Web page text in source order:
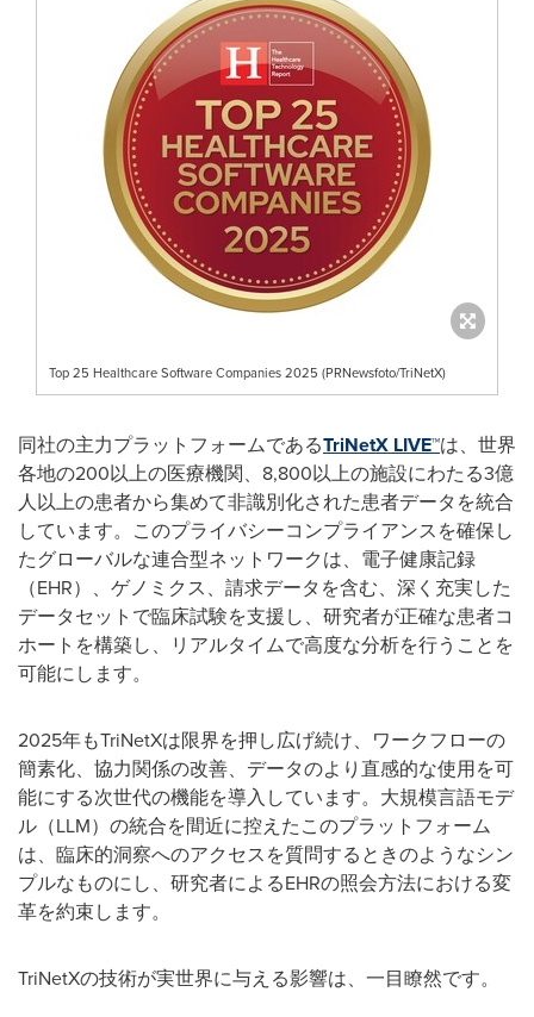
Top 25 Healthcare Software Companies 2025 (PRNewsfoto/TriNetX)
同社の主力プラットフォームであるTriNetX LIVE™は、世界
各地の200以上の医療機関、8,800以上の施設にわたる3億
人以上の患者から集めて非識別化された患者データを統合
しています。このプライバシーコンプライアンスを確保し
たグローバルな連合型ネットワークは、電子健康記録
（EHR）、ゲノミクス、請求データを含む、深く充実した
データセットで臨床試験を支援し、研究者が正確な患者コ
ホートを構築し、リアルタイムで高度な分析を行うことを
可能にします。
2025年もTriNetXは限界を押し広げ続け、ワークフローの
簡素化、協力関係の改善、データのより直感的な使用を可
能にする次世代の機能を導入しています。大規模言語モデ
ル（LLM）の統合を間近に控えたこのプラットフォーム
は、臨床的洞察へのアクセスを質問するときのようなシン
プルなものにし、研究者によるEHRの照会方法における変
革を約束します。
TriNetXの技術が実世界に与える影響は、一目瞭然です。